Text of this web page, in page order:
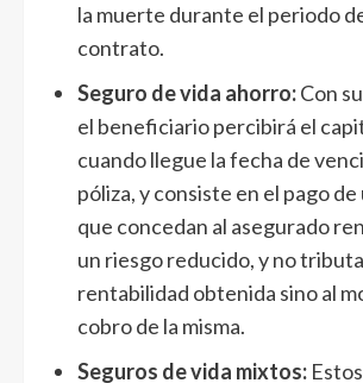
la muerte durante el periodo
contrato.
Seguro de vida ahorro:Con
el beneficiario percibirá el
cuando llegue la fecha de
póliza, y consiste en el pago de
que concedan al asegurado
un riesgo reducido, y no
rentabilidad obtenida sino al
cobro de la misma.
Seguros de vida mixtos: